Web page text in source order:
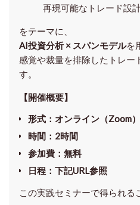
再現可能なトレード設
をテーマに、
AI投資分析 × スパンモデルを
感覚や裁量を排除したトレー
す。
【開催概要】
形式：オンライン（Zoom）
時間：2時間
参加費：無料
日程：下記URL参照
この実践セミナーで得られる